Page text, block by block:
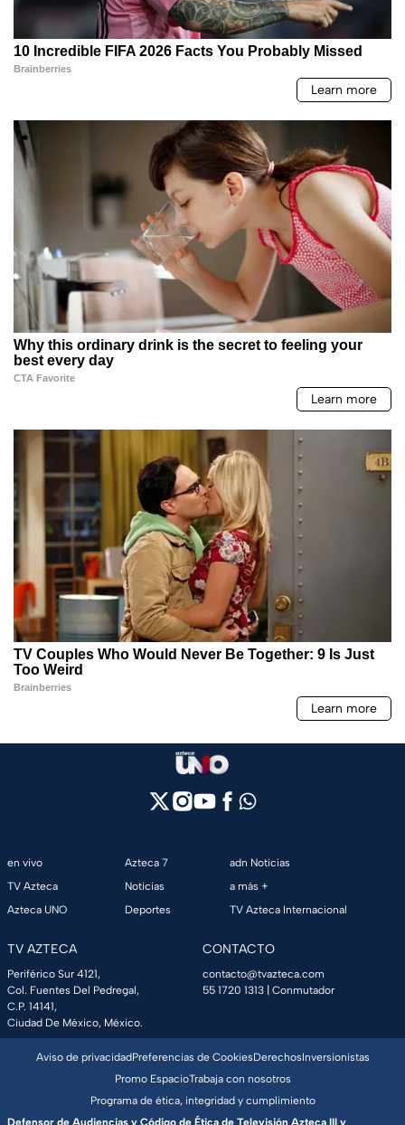
en vivo
TV Azteca
Azteca UNO
Azteca 7
Noticias
Deportes
adn Noticias
a más +
TV Azteca Internacional
TV AZTECA
Periférico Sur 4121,
Col. Fuentes Del Pedregal,
C.P. 14141,
Ciudad De México, México.
CONTACTO
contacto@tvazteca.com
55 1720 1313 | Conmutador
Aviso de privacidadPreferencias de CookiesDerechosInversionistas
Promo EspacioTrabaja con nosotros
Programa de ética, integridad y cumplimiento